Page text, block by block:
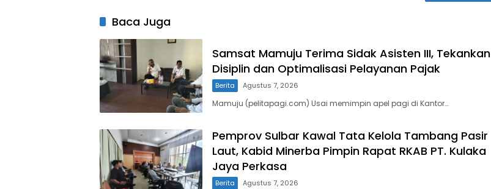
Baca Juga
Samsat Mamuju Terima Sidak Asisten III, Tekankan
Disiplin dan Optimalisasi Pelayanan Pajak
Berita Agustus 7, 2026
Mamuju (pelitapagi.com) Usai memimpin apel pagi di Kantor…
Pemprov Sulbar Kawal Tata Kelola Tambang Pasir
Laut, Kabid Minerba Pimpin Rapat RKAB PT. Kulaka
Jaya Perkasa
Berita Agustus 7, 2026